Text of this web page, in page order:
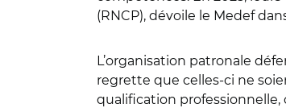
(RNCP), dévoile le Medef
L’organisation patronale
regrette que celles-ci ne
qualification professionnelle,